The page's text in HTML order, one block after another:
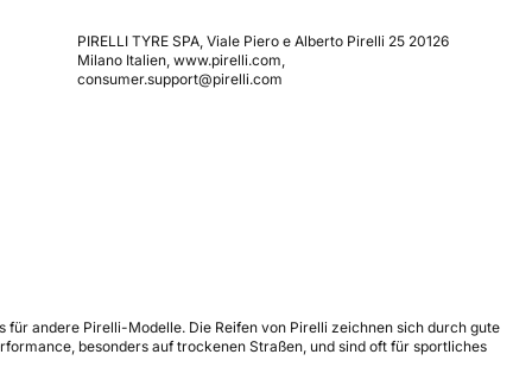
PIRELLI TYRE SPA, Viale Piero e Alberto Pirelli 25 20126
Milano Italien, www.pirelli.com,
consumer.support@pirelli.com
andere Pirelli-Modelle. Die Reifen von Pirelli zeichnen sich durch gute
besonders auf trockenen Straßen, und sind oft für sportliches